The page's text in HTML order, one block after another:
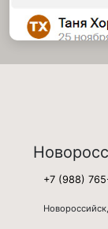
+7 (988)